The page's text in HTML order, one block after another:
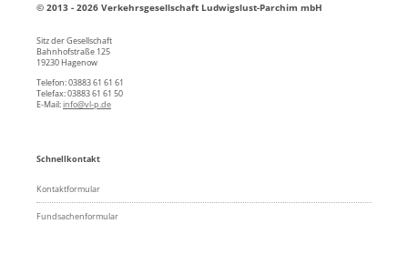
© 2013 - 2026 Verkehrsgesellschaft Ludwigslust-Parchim mbH
Sitz der Gesellschaft
Bahnhofstraße 125
19230 Hagenow
Telefon: 03883 61 61 61
Telefax: 03883 61 61 50
E-Mail:info@vl-p.de
Schnellkontakt
Kontaktformular
Fundsachenformular